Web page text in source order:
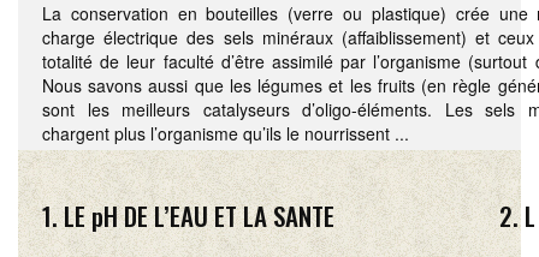
La conservation en bouteilles (verre ou plastique) crée une
charge électrique des sels minéraux (affaiblissement) et
totalité de leur faculté d’être assimilé par l’organisme (surtout
Nous savons aussi que les légumes et les fruits (en règle
sont les meilleurs catalyseurs d’oligo-éléments. Les sels
chargent plus l’organisme qu’ils le nourrissent ...
1. LE pH DE L’EAU ET LA SANTE 2. L